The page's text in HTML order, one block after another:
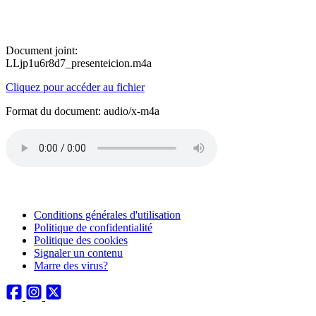
Document joint:
LLjp1u6r8d7_presenteicion.m4a
Cliquez pour accéder au fichier
Format du document: audio/x-m4a
Conditions générales d'utilisation
Politique de confidentialité
Politique des cookies
Signaler un contenu
Marre des virus?